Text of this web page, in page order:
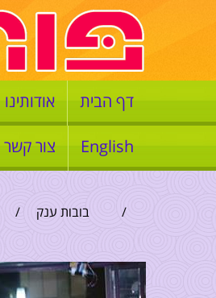
דף הבית אודותינו
English צור קשר
/ בובות ענק /